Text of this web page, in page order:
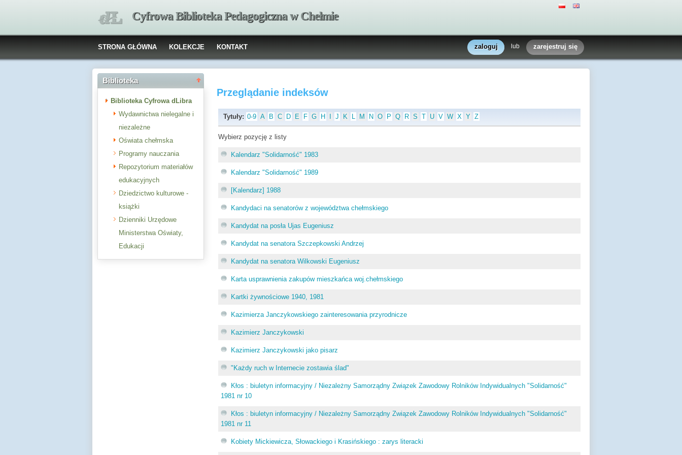
Cyfrowa Biblioteka Pedagogiczna w Chełmie
STRONA GŁÓWNA KOLEKCJE KONTAKT zaloguj lub zarejestruj się
Biblioteka
Biblioteka Cyfrowa dLibra
Wydawnictwa nielegalne i
niezależne
Oświata chełmska
Programy nauczania
Repozytorium materiałów
edukacyjnych
Dziedzictwo kulturowe -
książki
Dzienniki Urzędowe
Ministerstwa Oświaty,
Edukacji
Przeglądanie indeksów
Tytuły: 0-9 A B C D E F G H J K L M N O P Q R S T U V W X Y Z
Wybierz pozycję z listy
Kalendarz "Solidarność" 1983
Kalendarz "Solidarność" 1989
[Kalendarz] 1988
Kandydaci na senatorów z województwa chełmskiego
Kandydat na posła Ujas Eugeniusz
Kandydat na senatora Szczepkowski Andrzej
Kandydat na senatora Wilkowski Eugeniusz
Karta usprawnienia zakupów mieszkańca woj.chełmskiego
Kartki żywnościowe 1940, 1981
Kazimierza Janczykowskiego zainteresowania przyrodnicze
Kazimierz Janczykowski
Kazimierz Janczykowski jako pisarz
"Każdy ruch w Internecie zostawia ślad"
Kłos : biuletyn informacyjny / Niezależny Samorządny Związek Zawodowy Rolników Indywidualnych "Solidarność"
1981 nr 10
Kłos : biuletyn informacyjny / Niezależny Samorządny Związek Zawodowy Rolników Indywidualnych "Solidarność"
1981 nr 11
Kobiety Mickiewicza, Słowackiego i Krasińskiego : zarys literacki